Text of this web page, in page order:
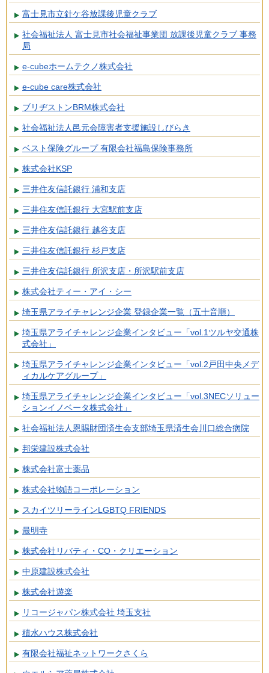
富士見市立針ケ谷放課後児童クラブ
社会福祉法人 富士見市社会福祉事業団 放課後児童クラブ 事務
局
e-cubeホームテクノ株式会社
e-cube care株式会社
ブリヂストンBRM株式会社
社会福祉法人邑元会障害者支援施設しびらき
ベスト保険グループ 有限会社福島保険事務所
株式会社KSP
三井住友信託銀行 浦和支店
三井住友信託銀行 大宮駅前支店
三井住友信託銀行 越谷支店
三井住友信託銀行 杉戸支店
三井住友信託銀行 所沢支店・所沢駅前支店
株式会社ティー・アイ・シー
埼玉県アライチャレンジ企業 登録企業一覧（五十音順）
埼玉県アライチャレンジ企業インタビュー「vol.1ツルヤ交通株
式会社」
埼玉県アライチャレンジ企業インタビュー「vol.2戸田中央メデ
ィカルケアグループ」
埼玉県アライチャレンジ企業インタビュー「vol.3NECソリュー
ションイノベータ株式会社」
社会福祉法人恩賜財団済生会支部埼玉県済生会川口総合病院
邦栄建設株式会社
株式会社富士薬品
株式会社物語コーポレーション
スカイツリーラインLGBTQ FRIENDS
最明寺
株式会社リバティ・CO・クリエーション
中原建設株式会社
株式会社遊楽
リコージャパン株式会社 埼玉支社
積水ハウス株式会社
有限会社福祉ネットワークさくら